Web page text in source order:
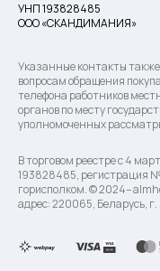
УНП 193828485
ООО «СКАНДИМАНИЯ»
Указанные контакты
вопросам обращения
телефона работников
органов по месту
уполномоченных
В торговом реестре с 4
193828485, регистрация
горисполком. © 2024–
адрес: 220065, Беларусь,